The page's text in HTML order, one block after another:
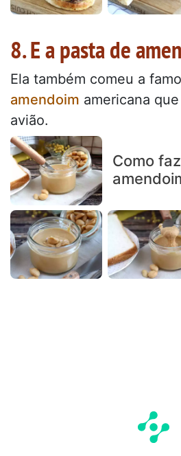
8. E a pasta de
Ela também comeu a
amendoim americana
avião.
Como